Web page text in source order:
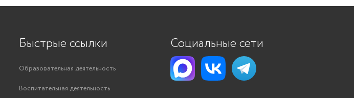
Быстрые ссылки
Образовательная деятельность
Воспитательная деятельность
Социальные сети